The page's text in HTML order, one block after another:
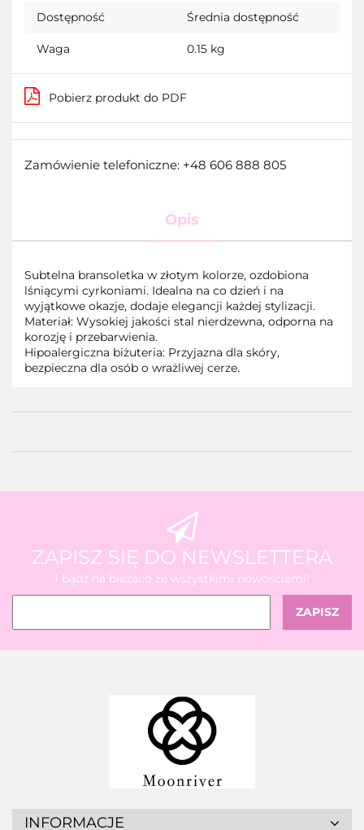
Dostępność Średnia dostępność
Waga 0.15 kg
Pobierz produkt do PDF
Zamówienie telefoniczne: +48 606 888 805
Opis
Subtelna bransoletka w złotym kolorze, ozdobiona
lśniącymi cyrkoniami. Idealna na co dzień i na
wyjątkowe okazje, dodaje elegancji każdej stylizacji.
Materiał: Wysokiej jakości stal nierdzewna, odporna na
korozję i przebarwienia.
Hipoalergiczna biżuteria: Przyjazna dla skóry,
bezpieczna dla osób o wrażliwej cerze.
ZAPISZ SIĘ DO NEWSLETTERA
I bądź na bieżąco ze wszystkimi nowościami!
INFORMACJE